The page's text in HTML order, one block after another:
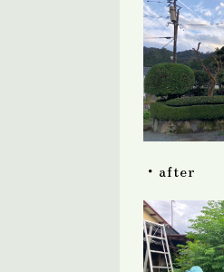
・after